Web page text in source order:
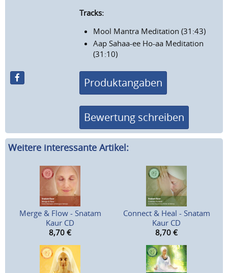
Tracks:
Mool Mantra Meditation (31:43)
Aap Sahaa-ee Ho-aa Meditation
(31:10)
Produktangaben
Bewertung schreiben
Weitere interessante Artikel:
Merge & Flow - Snatam
Kaur CD
8,70 €
Connect & Heal - Snatam
Kaur CD
8,70 €